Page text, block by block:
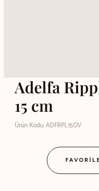
Adelfa
15 cm
Ürün Kodu: ADFRPL15OV